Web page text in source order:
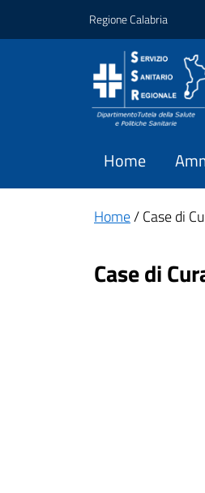
Regione Calabria
Home
Home/ Case di
Case di